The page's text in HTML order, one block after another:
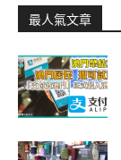
最人氣文章